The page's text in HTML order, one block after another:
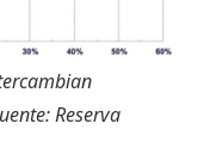
Reserva